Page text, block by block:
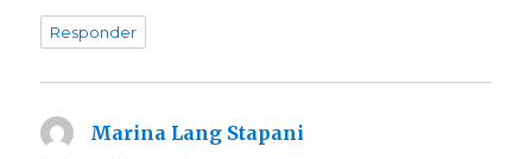
Responder
Marina Lang Stapani